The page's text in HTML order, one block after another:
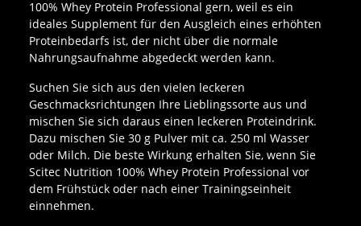
100% Whey Protein Professional gern, weil es ein
ideales Supplement für den Ausgleich eines erhöhten
Proteinbedarfs ist, der nicht über die normale
Nahrungsaufnahme abgedeckt werden kann.
Suchen Sie sich aus den vielen leckeren
Geschmacksrichtungen Ihre Lieblingssorte aus und
mischen Sie sich daraus einen leckeren Proteindrink.
Dazu mischen Sie 30 g Pulver mit ca. 250 ml Wasser
oder Milch. Die beste Wirkung erhalten Sie, wenn Sie
Scitec Nutrition 100% Whey Protein Professional vor
dem Frühstück oder nach einer Trainingseinheit
einnehmen.